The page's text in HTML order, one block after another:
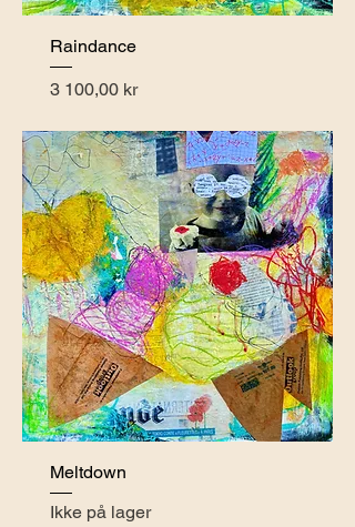
Raindance
Pris
3 100,00 kr
Meltdown
Ikke på lager